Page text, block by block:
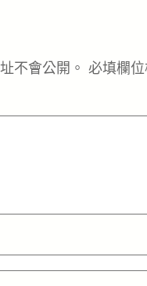
不會公開。 必填欄